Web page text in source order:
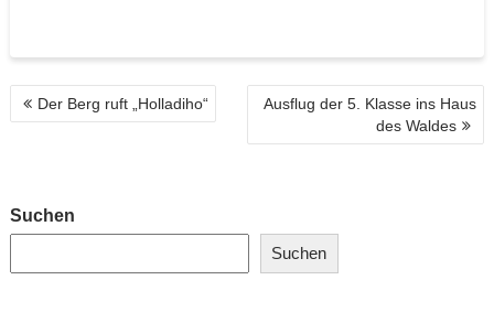
BEITRAGSNAVIGATION
Der Berg ruft „Holladiho“
Ausflug der 5. Klasse ins Haus
des Waldes
Suchen
Suchen